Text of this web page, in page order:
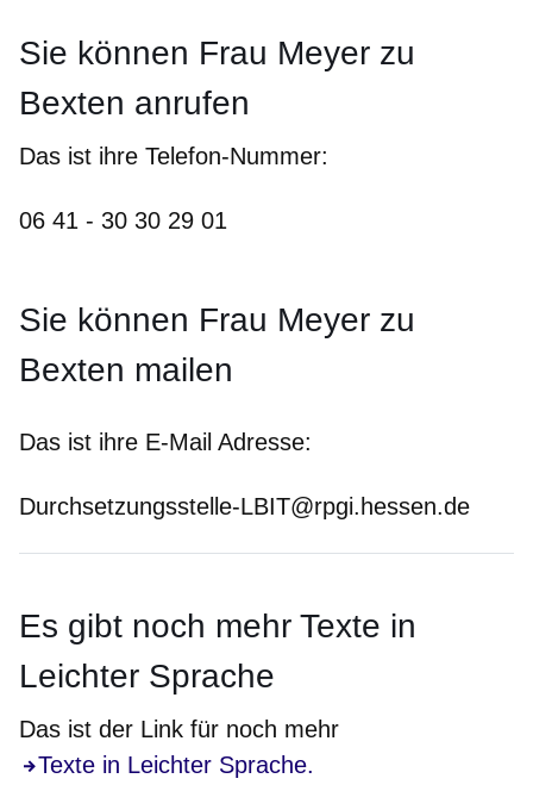
Sie können Frau Meyer zu
Bexten anrufen
Das ist ihre Telefon-Nummer:
06 41 - 30 30 29 01
Sie können Frau Meyer zu
Bexten mailen
Das ist ihre E-Mail Adresse:
Durchsetzungsstelle-LBIT@rpgi.hessen.de
Es gibt noch mehr Texte in
Leichter Sprache
Das ist der Link für noch mehr
Texte in Leichter Sprache.